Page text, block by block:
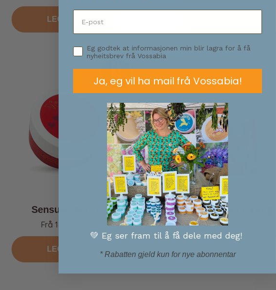
LEGG TIL
Sensuell salve
Tilbud
Frå 189,00 kr
LEGG TIL
Kroppssåpe skog
Tilbud
Frå 45,00 kr
Eg godtek at informasjonen min blir lagra for å få
nyheitsbrev frå Vossabia
Ja, eg vil ha mail frå Vossabia!
💚 Eg ser fram til å få dele med deg!
* Rabatten gjeld kun for nye abonnentar